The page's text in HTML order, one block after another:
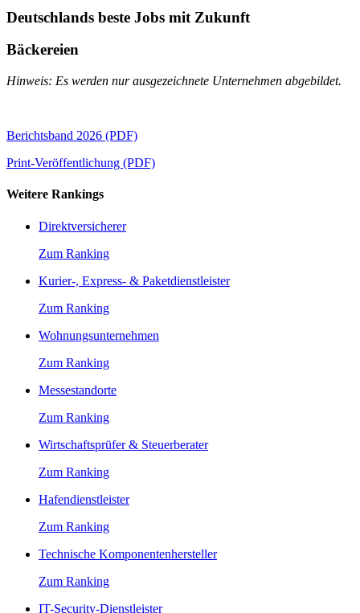
Deutschlands beste Jobs mit Zukunft
Bäckereien
Hinweis: Es werden nur ausgezeichnete Unternehmen abgebildet.
Berichtsband 2026 (PDF)
Print-Veröffentlichung (PDF)
Weitere Rankings
Direktversicherer
Zum Ranking
Kurier-, Express- & Paketdienstleister
Zum Ranking
Wohnungsunternehmen
Zum Ranking
Messestandorte
Zum Ranking
Wirtschaftsprüfer & Steuerberater
Zum Ranking
Hafendienstleister
Zum Ranking
Technische Komponentenhersteller
Zum Ranking
IT-Security-Dienstleister